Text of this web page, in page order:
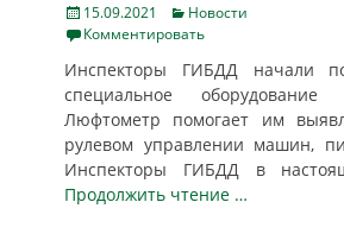
Posted
on
15.09.2021 Categories
Новости
Комментировать
Инспекторы ГИБДД начали
специальное
Люфтометр помогает им
рулевом управлении машин,
Инспекторы ГИБДД в
Продолжить чтение …